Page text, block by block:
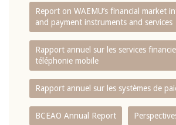
Report on WAEMU’s financial market
and payment instruments and services
Rapport annuel sur les services
téléphonie mobile
Rapport annuel sur les systèmes de
BCEAO Annual Report